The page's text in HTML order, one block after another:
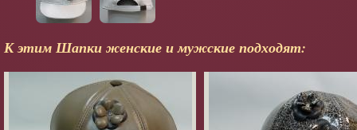
К этим Шапки женские и мужские подходят: